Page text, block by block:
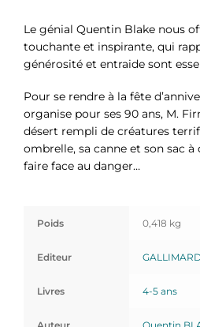
Le génial Quentin Blake nous
touchante et inspirante, qui
générosité et entraide sont
Pour se rendre à la fête
organise pour ses 90 ans, M.
désert rempli de créatures
ombrelle, sa canne et son sac
faire face au danger…
Poids 0,418 kg
Editeur
Livres 4-5 ans